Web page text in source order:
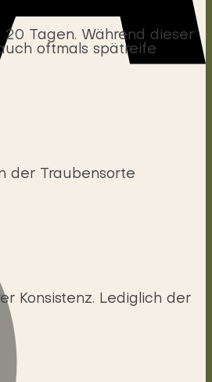
Tagen. Während dieser
oftmals spätreife
der Traubensorte
Konsistenz. Lediglich der